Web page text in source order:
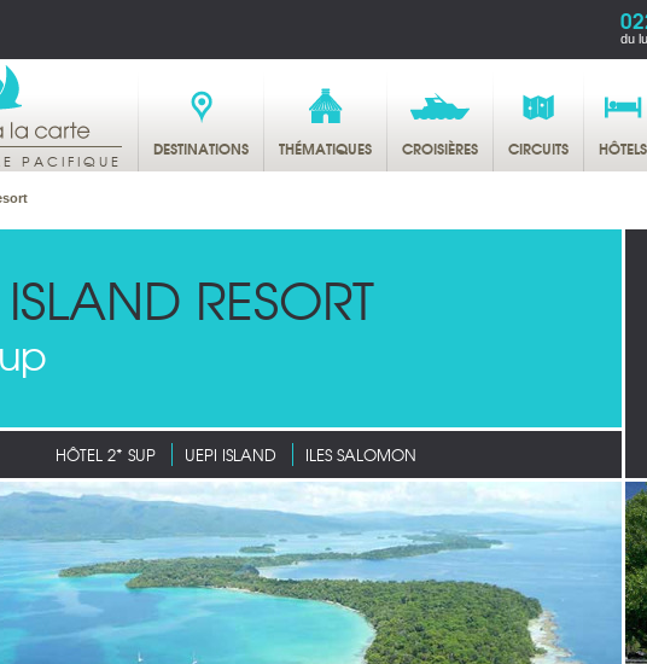
du
PACIFIQUE
DESTINATIONS THÉMATIQUES CROISIÈRES CIRCUITS HÔTELS
RESORT
HÔTEL 2* SUP UEPI ISLAND ILES SALOMON